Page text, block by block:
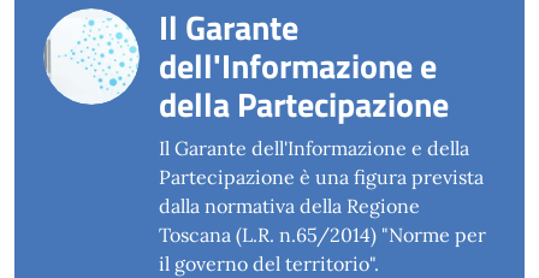
Il Garante
dell'Informazione e
della Partecipazione
Il Garante dell'Informazione e della
Partecipazione è una figura prevista
dalla normativa della Regione
Toscana (L.R. n.65/2014) "Norme per
il governo del territorio".